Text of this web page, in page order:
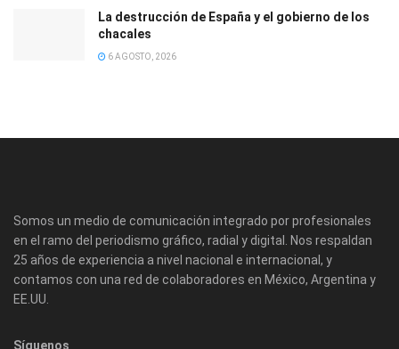
La destrucción de España y el gobierno de los
chacales
6 AGOSTO, 2026
Somos un medio de comunicación integrado por profesionales
en el ramo del periodismo gráfico, radial y digital. Nos respaldan
25 años de experiencia a nivel nacional e internacional, y
contamos con una red de colaboradores en México, Argentina y
EE.UU.
Síguenos